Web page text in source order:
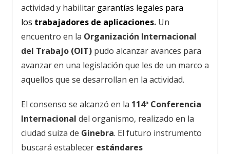
actividad y habilitar garantías legales para
los trabajadores de aplicaciones. Un
encuentro en la Organización Internacional
del Trabajo (OIT) pudo alcanzar avances para
avanzar en una legislación que les de un marco a
aquellos que se desarrollan en la actividad.
El consenso se alcanzó en la 114ª Conferencia
Internacional del organismo, realizado en la
ciudad suiza de Ginebra. El futuro instrumento
buscará establecer estándares